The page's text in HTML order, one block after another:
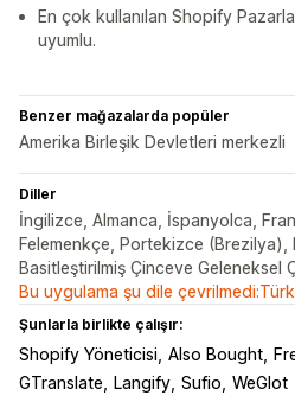
En çok kullanılan Shopify
uyumlu.
Benzer mağazalarda popüler
Amerika Birleşik Devletleri merkezli
Diller
İngilizce, Almanca, İspanyolca,
Felemenkçe, Portekizce
Basitleştirilmiş Çinceve Geleneksel
Bu uygulama şu dile
Şunlarla birlikte çalışır:
Shopify Yöneticisi Also Bought
GTranslate
Langify Sufio WeGlot